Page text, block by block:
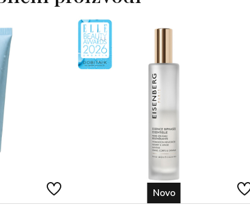
Rezultat je kosa koja nije samo
Ovaj tretman dodatno zaglađuje
od toplinskih tretmana i drugih štetnih
Vitamin E, poznat po svojim hidratantnim
osiguravajući da vaša kosa ostane
Uživajte u manje vremena potrebnom za
Za najbolje rezultate, koristite ga
Novo